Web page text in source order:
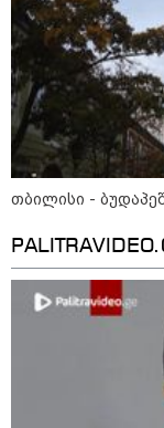
თბილისი -